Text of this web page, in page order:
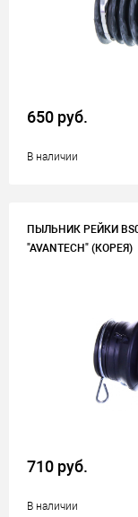
650 руб.
В наличии
ПЫЛЬНИК РЕЙКИ
"AVANTECH" (КОРЕЯ)
710 руб.
В наличии